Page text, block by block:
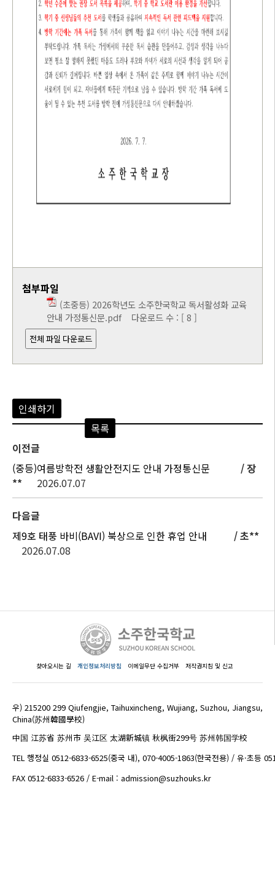
첨부파일
(초중등) 2026학년도 소주한국학교 독서활성화 교육
안내 가정통신문.pdf다운로드 수 : [ 8 ]
전체 파일 다운로드
인쇄하기
목록
이전글
(중등)여름방학전 생활안전지도 안내 가정통신문
/ 장
**
2026.07.07
다음글
제9호 태풍 바비(BAVI) 북상으로 인한 휴업 안내
/ 초**
2026.07.08
찾아오시는 길 개인정보처리방침 이메일무단 수집거부 저작권지침 및 신고
우) 215200 299 Qiufengjie, Taihuxincheng, Wujiang, Suzhou, Jiangsu,
China(苏州韓國學校)
中国 江苏省 苏州市 吴江区 太湖新城镇 秋枫街299号 苏州韩国学校
TEL 행정실 0512-6833-6525(중국 내), 070-4005-1863(한국전용) / 유·초등
FAX 0512-6833-6526 / E-mail : admission@suzhouks.kr